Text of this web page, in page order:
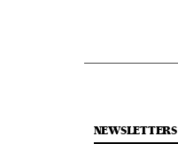
NEWSLETTERS